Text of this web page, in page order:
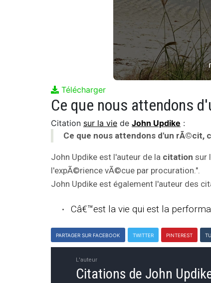
Télécharger
Citation sur la vie de John Updike :
Ce que nous attendons d'un
John Updike est l'auteur de la citation sur
l'expÃ©rience vÃ©cue par procuration.".
John Updike est également l'auteur des
Câ€™est la vie qui est la
PARTAGER SUR FACEBOOK TWITTER PINTEREST
L'auteur
Citations de John